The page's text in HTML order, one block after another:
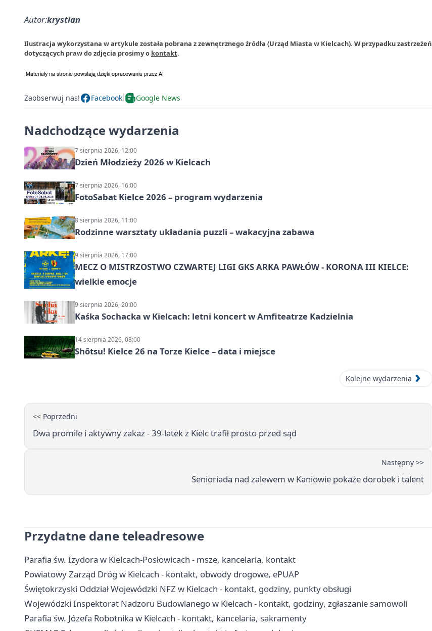
Autor:krystian
Ilustracja wykorzystana w artykule została pobrana z zewnętrznego źródła (Urząd Miasta w Kielcach). W przypadku zastrzeżeń
dotyczących praw do zdjęcia prosimy o kontakt.
Zaobserwuj nas! Facebook Google News
Nadchodzące wydarzenia
7 sierpnia 2026, 12:00
Dzień Młodzieży 2026 w Kielcach
7 sierpnia 2026, 16:00
FotoSabat Kielce 2026 – program wydarzenia
8 sierpnia 2026, 11:00
Rodzinne warsztaty układania puzzli – wakacyjna zabawa
9 sierpnia 2026, 17:00
MECZ O MISTRZOSTWO CZWARTEJ LIGI GKS ARKA PAWŁÓW - KORONA III KIELCE:
wielkie emocje
9 sierpnia 2026, 20:00
Kaśka Sochacka w Kielcach: letni koncert w Amfiteatrze Kadzielnia
14 sierpnia 2026, 08:00
Shōtsu! Kielce 26 na Torze Kielce – data i miejsce
Kolejne wydarzenia
<< Poprzedni
Dwa promile i aktywny zakaz - 39-latek z Kielc trafił prosto przed sąd
Następny >>
Senioriada nad zalewem w Kaniowie pokaże dorobek i talent
Przydatne dane teleadresowe
Parafia św. Izydora w Kielcach-Posłowicach - msze, kancelaria, kontakt
Powiatowy Zarząd Dróg w Kielcach - kontakt, obwody drogowe, ePUAP
Świętokrzyski Oddział Wojewódzki NFZ w Kielcach - kontakt, godziny, punkty obsługi
Wojewódzki Inspektorat Nadzoru Budowlanego w Kielcach - kontakt, godziny, zgłaszanie samowoli
Parafia św. Józefa Robotnika w Kielcach - kontakt, kancelaria, sakramenty